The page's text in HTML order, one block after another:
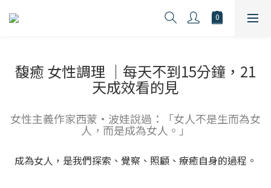
馥癒 女性調理 ｜每天不到15分鐘，21
天成效看的見
女性主義作家西蒙·波娃說過：「女人不是生而為女
人，而是成為女人。」
成為女人，是我們探索、覺察、照顧、療癒自身的過程。